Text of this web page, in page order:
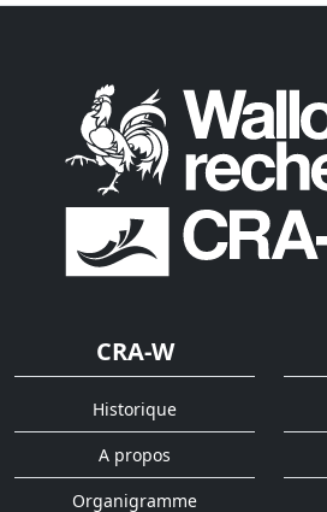
CRA-W
Historique
A propos
Organigramme